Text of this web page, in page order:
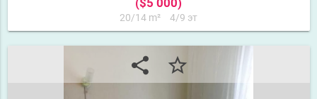
20/14 m² 4/9 эт
share star_border